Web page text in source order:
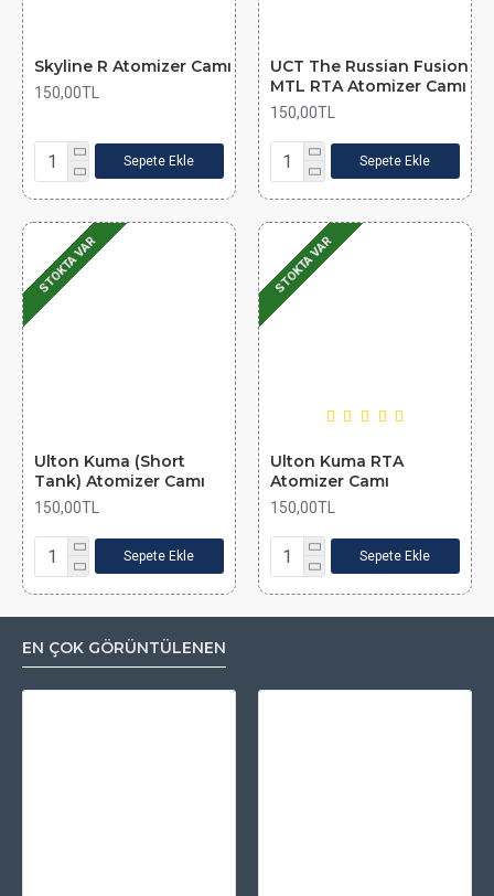
Skyline R Atomizer Camı
150,00TL
Sepete Ekle
UCT The Russian Fusion
MTL RTA Atomizer Camı
150,00TL
Sepete Ekle
STOKTA VAR
Ulton Kuma (Short
Tank) Atomizer Camı
150,00TL
Sepete Ekle
STOKTA VAR
Ulton Kuma RTA
Atomizer Camı
150,00TL
Sepete Ekle
EN ÇOK GÖRÜNTÜLENEN